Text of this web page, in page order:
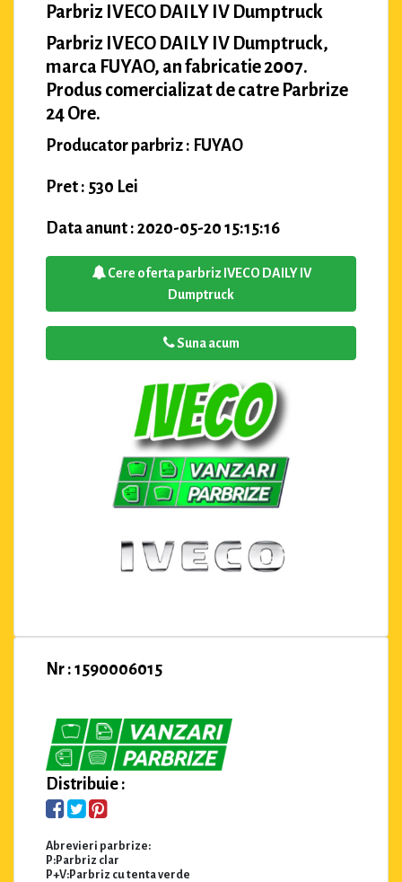
Parbriz IVECO DAILY IV Dumptruck
Parbriz IVECO DAILY IV Dumptruck,
marca FUYAO, an fabricatie 2007.
Produs comercializat de catre Parbrize
24 Ore.
Producator parbriz : FUYAO
Pret : 530 Lei
Data anunt : 2020-05-20 15:15:16
Cere oferta parbriz IVECO DAILY IV
Dumptruck
Suna acum
Nr : 1590006015
Distribuie :
Abrevieri parbrize:
P:Parbriz clar
P+V:Parbriz cu tenta verde